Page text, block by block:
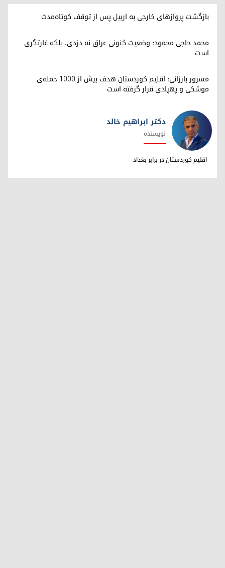
بازگشت پروازهای خارجی به اربیل پس از توقف کوتاه‌مدت
محمد حاجی محمود: وضعیت کنونی عراق نه دزدی، بلکه غارتگری
است
مسرور بارزانی: اقلیم کوردستان هدف بیش از ۱۰۰۰ حمله‌ی
موشکی و پهپادی قرار گرفته است
دکتر ابراهیم خالد
دکتر ابراهیم خالد
نویسنده
اقلیم کوردستان در برابر بغداد